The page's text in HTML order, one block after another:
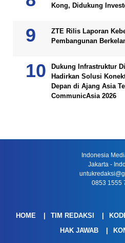
Kong, Didukung
ZTE Rilis Laporan
Pembangunan
Dukung Infrastruktur
Hadirkan Solusi
Depan di Ajang Asia
CommunicAsia 2026
Indonesia
Jakarta -
0853 1555
HOME TIM REDAKSI
HAK JAWAB